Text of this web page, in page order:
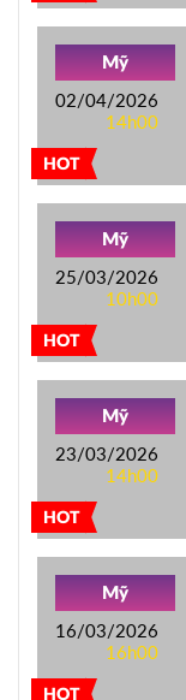
HOT
Mỹ
02/04/2026
14h00
HOT
Mỹ
25/03/2026
10h00
HOT
Mỹ
23/03/2026
14h00
HOT
Mỹ
16/03/2026
16h00